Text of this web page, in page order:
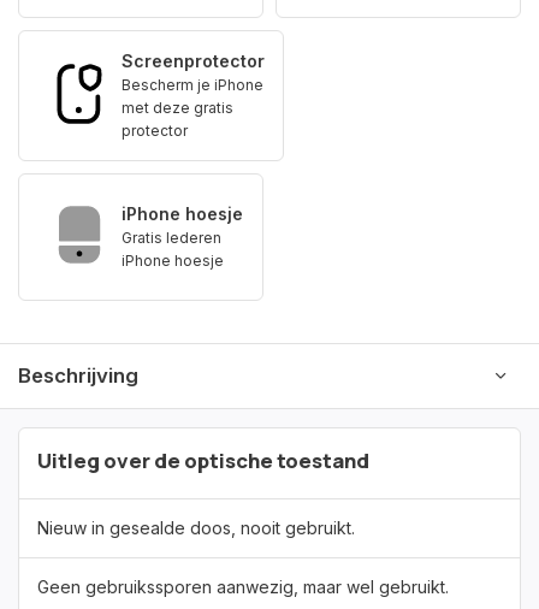
Screenprotector
Bescherm je iPhone
met deze gratis
protector
iPhone hoesje
Gratis lederen
iPhone hoesje
Beschrijving
Uitleg over de optische toestand
Nieuw in gesealde doos, nooit gebruikt.
Geen gebruikssporen aanwezig, maar wel gebruikt.